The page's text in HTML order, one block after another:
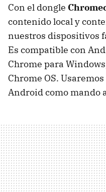
Con el dongle
contenido local y
nuestros dispositivos
Es compatible con
Chrome para
Chrome OS.
Android como mando